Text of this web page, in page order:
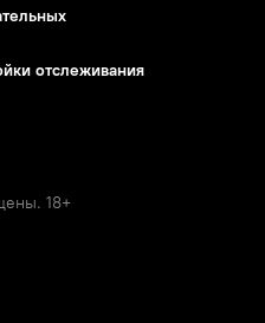
отслеживания
18+